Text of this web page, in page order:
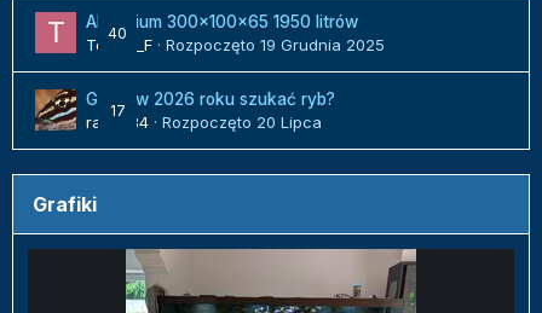
40
Akwarium 300x100x65 1950 litrów
Tomek_F · Rozpoczęto 19 Grudnia 2025
17
Gdzie w 2026 roku szukać ryb?
radek84 · Rozpoczęto 20 Lipca
Grafiki